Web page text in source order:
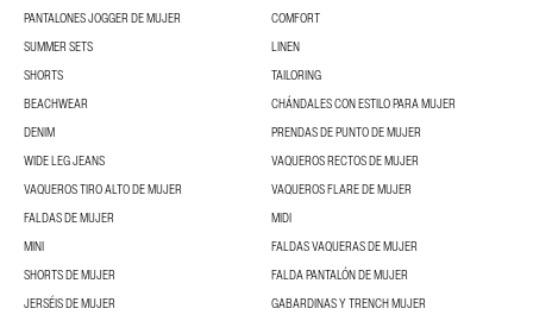
PANTALONES JOGGER DE MUJER
COMFORT
SUMMER SETS
LINEN
SHORTS
TAILORING
BEACHWEAR
CHÁNDALES CON ESTILO PARA MUJER
DENIM
PRENDAS DE PUNTO DE MUJER
WIDE LEG JEANS
VAQUEROS RECTOS DE MUJER
VAQUEROS TIRO ALTO DE MUJER
VAQUEROS FLARE DE MUJER
FALDAS DE MUJER
MIDI
MINI
FALDAS VAQUERAS DE MUJER
SHORTS DE MUJER
FALDA PANTALÓN DE MUJER
JERSÉIS DE MUJER
GABARDINAS Y TRENCH MUJER